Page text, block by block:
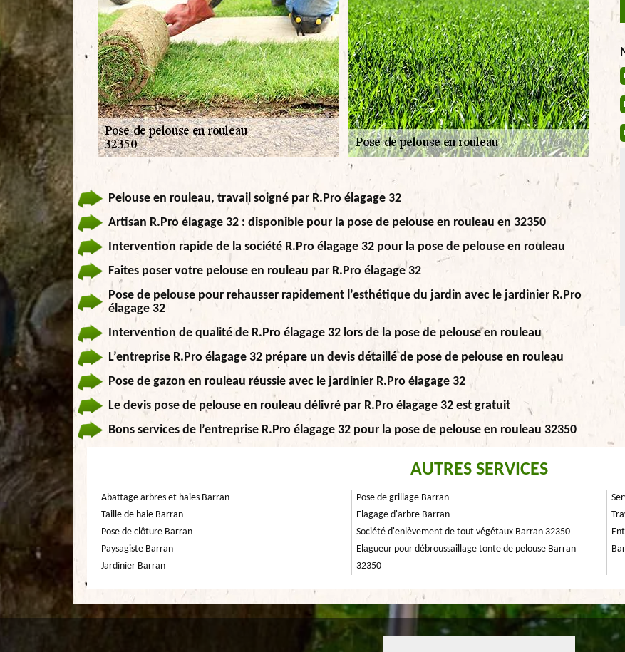
Pelouse en rouleau, travail soigné par R.Pro élagage 32
Artisan R.Pro élagage 32 : disponible pour la pose de pelouse en rouleau en 32350
Intervention rapide de la société R.Pro élagage 32 pour la pose de pelouse en rouleau
Faites poser votre pelouse en rouleau par R.Pro élagage 32
Pose de pelouse pour rehausser rapidement l’esthétique du jardin avec le jardinier R.Pro
élagage 32
Intervention de qualité de R.Pro élagage 32 lors de la pose de pelouse en rouleau
L’entreprise R.Pro élagage 32 prépare un devis détaillé de pose de pelouse en rouleau
Pose de gazon en rouleau réussie avec le jardinier R.Pro élagage 32
Le devis pose de pelouse en rouleau délivré par R.Pro élagage 32 est gratuit
Bons services de l’entreprise R.Pro élagage 32 pour la pose de pelouse en rouleau 32350
AUTRES SERVICES
Abattage arbres et haies Barran
Taille de haie Barran
Pose de clôture Barran
Paysagiste Barran
Jardinier Barran
Pose de grillage Barran
Elagage d'arbre Barran
Société d'enlèvement de tout végétaux Barran 32350
Elagueur pour débroussaillage tonte de pelouse Barran
32350